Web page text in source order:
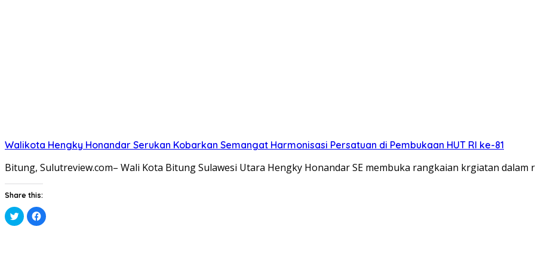
Walikota Hengky Honandar Serukan Kobarkan Semangat Harmonisasi Persatuan di Pembukaan HUT RI ke-81
Bitung, Sulutreview.com– Wali Kota Bitung Sulawesi Utara Hengky Honandar SE membuka rangkaian krgiatan dalam
Share this:
Klik
untuk
berbagi
Klik
untuk